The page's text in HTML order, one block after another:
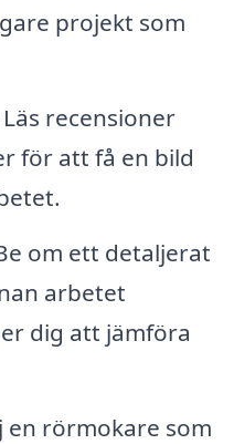
projekt som
Läs recensioner
för att få en bild
om ett detaljerat
arbetet
dig att jämföra
en rörmokare som